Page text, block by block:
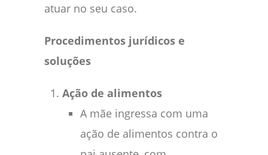
atuar no seu caso.
Procedimentos jurídicos e
soluções
Ação de alimentos
A mãe ingressa com uma
ação de alimentos contra o